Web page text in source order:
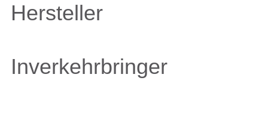
Hersteller
Inverkehrbringer